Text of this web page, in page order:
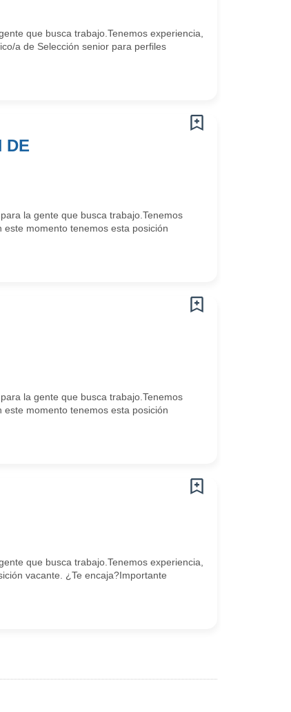
que busca trabajo.Tenemos experiencia,
a de Selección senior para perfiles
DE
la gente que busca trabajo.Tenemos
momento tenemos esta posición
la gente que busca trabajo.Tenemos
momento tenemos esta posición
que busca trabajo.Tenemos experiencia,
vacante. ¿Te encaja?Importante